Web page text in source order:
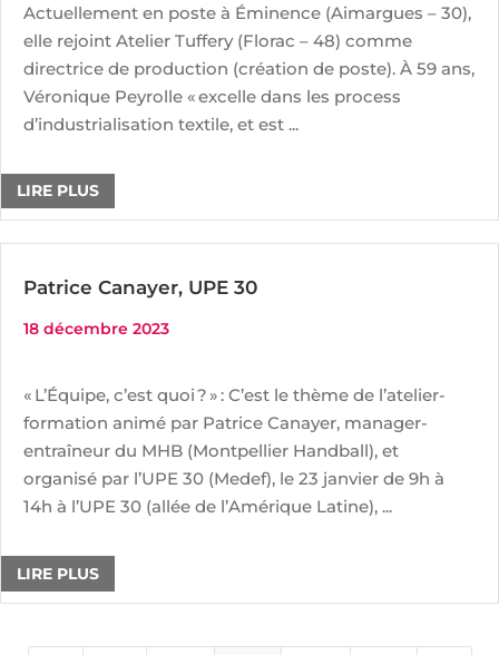
Actuellement en poste à Éminence (Aimargues – 30),
elle rejoint Atelier Tuffery (Florac – 48) comme
directrice de production (création de poste). À 59 ans,
Véronique Peyrolle « excelle dans les process
d’industrialisation textile, et est ...
LIRE PLUS
Patrice Canayer, UPE 30
18 décembre 2023
« L’Équipe, c’est quoi ? » : C’est le thème de l’atelier-
formation animé par Patrice Canayer, manager-
entraîneur du MHB (Montpellier Handball), et
organisé par l’UPE 30 (Medef), le 23 janvier de 9h à
14h à l’UPE 30 (allée de l’Amérique Latine), ...
LIRE PLUS